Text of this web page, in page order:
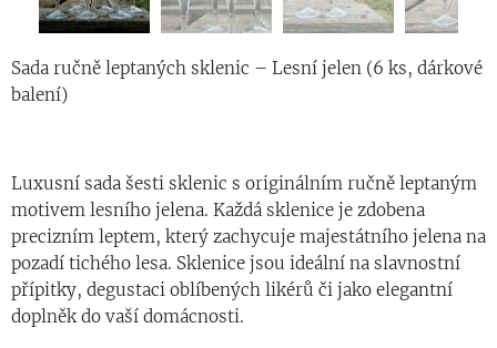
Sada ručně leptaných sklenic – Lesní jelen (6 ks, dárkové
balení)
Luxusní sada šesti sklenic s originálním ručně leptaným
motivem lesního jelena. Každá sklenice je zdobena
precizním leptem, který zachycuje majestátního jelena na
pozadí tichého lesa. Sklenice jsou ideální na slavnostní
přípitky, degustaci oblíbených likérů či jako elegantní
doplněk do vaší domácnosti.